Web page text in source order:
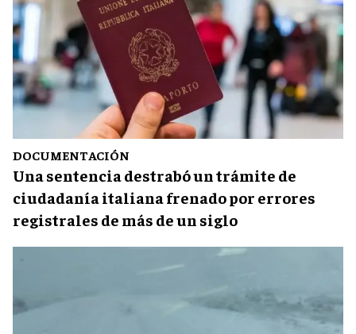
DOCUMENTACIÓN
Una sentencia destrabó un trámite de
ciudadanía italiana frenado por errores
registrales de más de un siglo